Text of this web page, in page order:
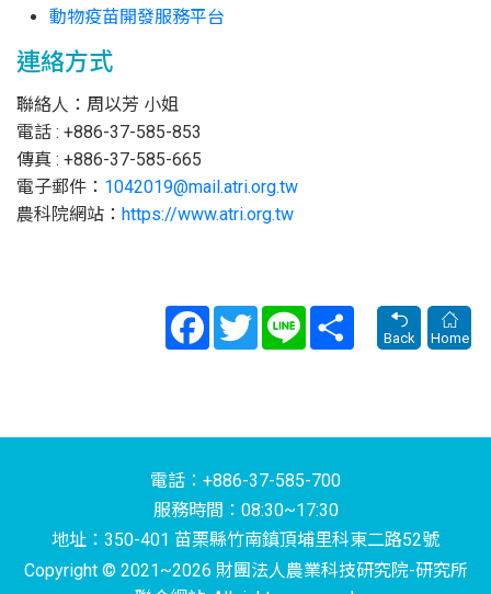
動物疫苗開發服務平台
連絡方式
聯絡人：周以芳 小姐
電話 : +886-37-585-853
傳真 : +886-37-585-665
電子郵件： 1042019@mail.atri.org.tw
農科院網站： https://www.atri.org.tw
FacebookTwitter Line
Share
Back
Home
電話：+886-37-585-700
服務時間：08:30~17:30
地址：350-401 苗栗縣竹南鎮頂埔里科東二路52號
Copyright © 2021~2026 財團法人農業科技研究院-研究所